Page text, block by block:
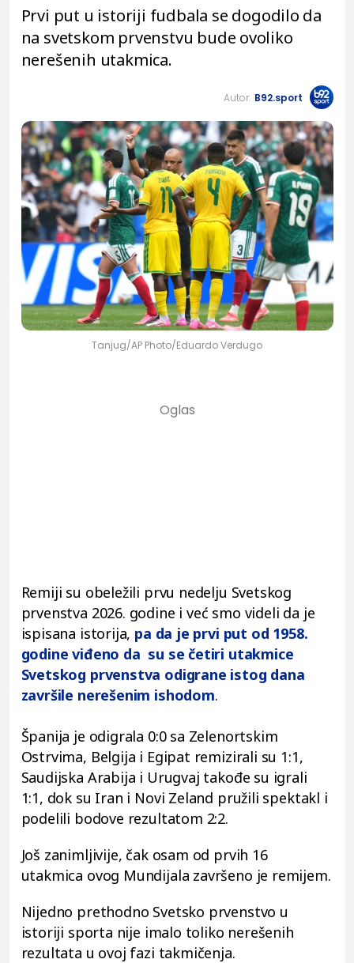
Prvi put u istoriji fudbala se dogodilo da
na svetskom prvenstvu bude ovoliko
nerešenih utakmica.
Autor: B92.sport
Tanjug/AP Photo/Eduardo Verdugo
Remiji su obeležili prvu nedelju Svetskog
prvenstva 2026. godine i već smo videli da je
ispisana istorija, pa da je prvi put od 1958.
godine viđeno da su se četiri utakmice
Svetskog prvenstva odigrane istog dana
završile nerešenim ishodom.
Španija je odigrala 0:0 sa Zelenortskim
Ostrvima, Belgija i Egipat remizirali su 1:1,
Saudijska Arabija i Urugvaj takođe su igrali
1:1, dok su Iran i Novi Zeland pružili spektakl i
podelili bodove rezultatom 2:2.
Još zanimljivije, čak osam od prvih 16
utakmica ovog Mundijala završeno je remijem.
Nijedno prethodno Svetsko prvenstvo u
istoriji sporta nije imalo toliko nerešenih
rezultata u ovoj fazi takmičenja.